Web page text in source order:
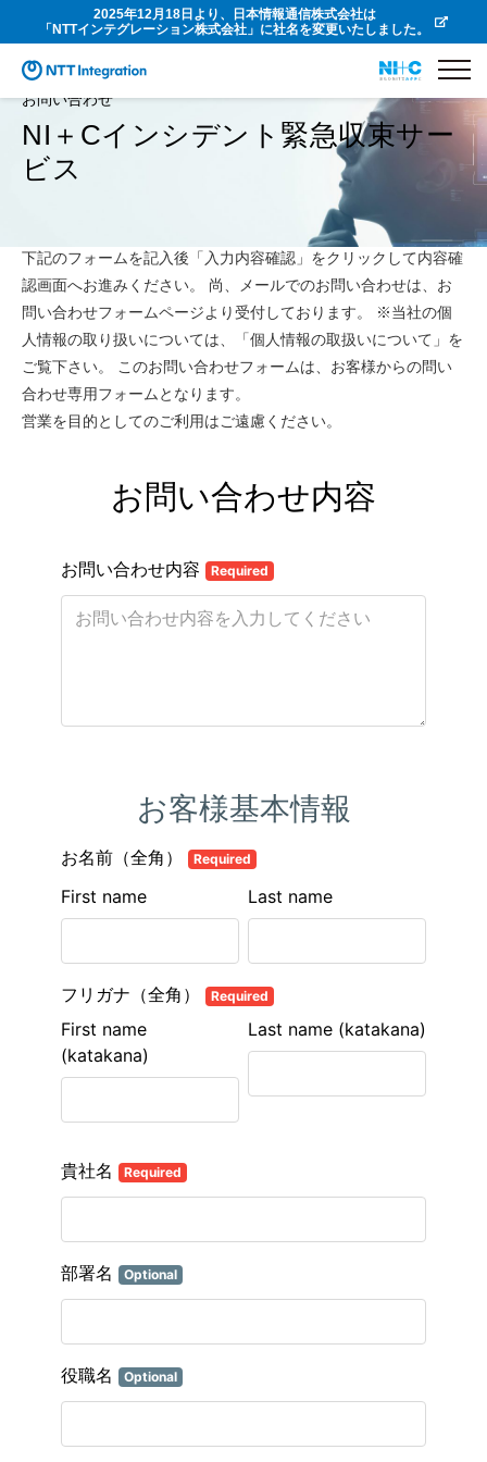
2025年12月18日より、日本情報通信株式会社は
「NTTインテグレーション株式会社」に社名を変更いたしました。
お問い合わせ
NI＋Cインシデント緊急収束サー
ビス
下記のフォームを記入後「入力内容確認」をクリックして内容確
認画面へお進みください。 尚、メールでのお問い合わせは、お
問い合わせフォームページより受付しております。 ※当社の個
人情報の取り扱いについては、「個人情報の取扱いについて」を
ご覧下さい。 このお問い合わせフォームは、お客様からの問い
合わせ専用フォームとなります。
営業を目的としてのご利用はご遠慮ください。